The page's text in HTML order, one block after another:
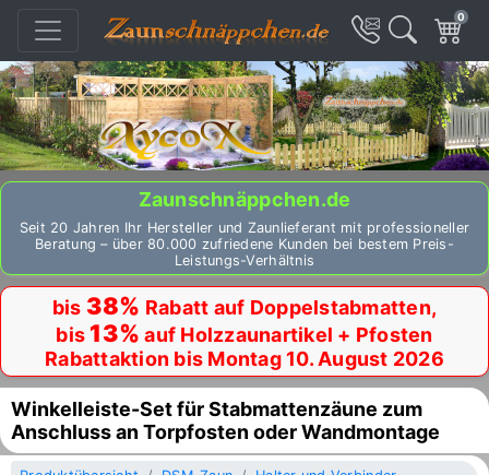
0
Zaunschnäppchen.de
Seit 20 Jahren Ihr Hersteller und Zaunlieferant mit professioneller
Beratung – über 80.000 zufriedene Kunden bei bestem Preis-
Leistungs-Verhältnis
bis 38% Rabatt auf Doppelstabmatten,
bis 13% auf Holzzaunartikel + Pfosten
Rabattaktion bis Montag 10. August 2026
Winkelleiste-Set für Stabmattenzäune zum
Anschluss an Torpfosten oder Wandmontage